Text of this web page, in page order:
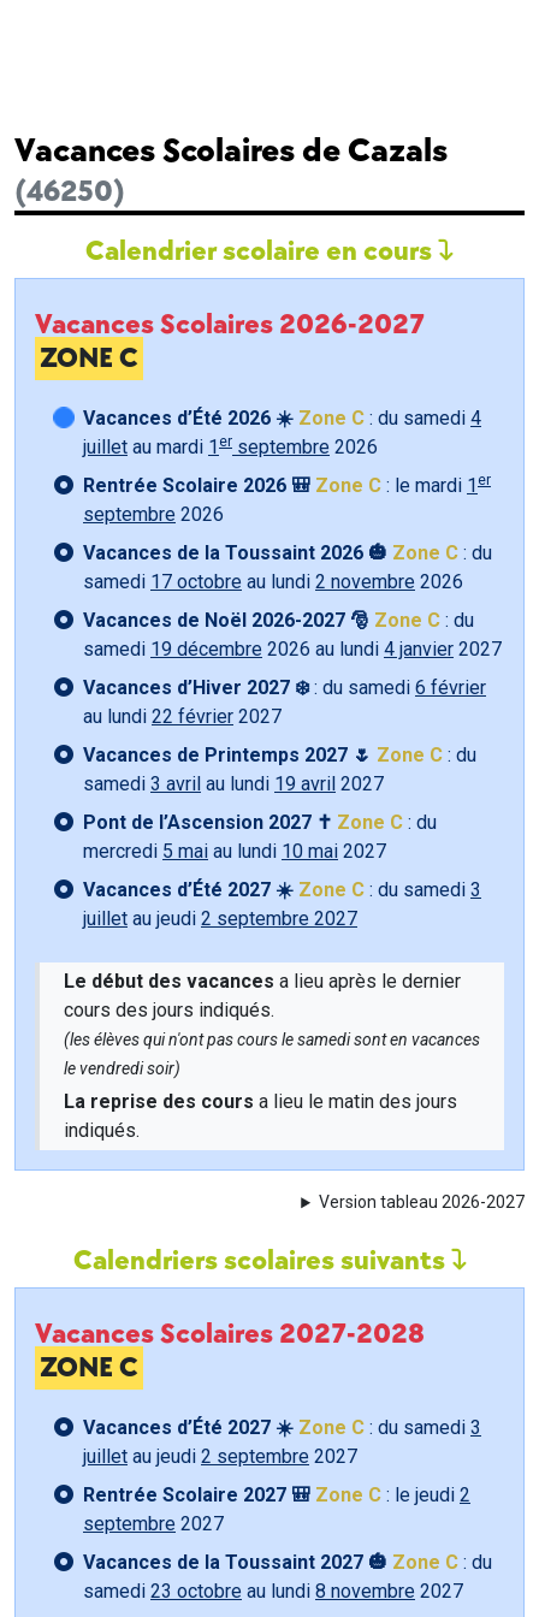
Vacances Scolaires de Cazals
(46250)
Calendrier scolaire en cours
Vacances Scolaires 2026-2027
ZONE C
Vacances d’Été 2026 ☀️ Zone C : du samedi 4
juillet au mardi 1 er septembre 2026
Rentrée Scolaire 2026 🎒 Zone C : le mardi 1 er
septembre 2026
Vacances de la Toussaint 2026 🎃 Zone C : du
samedi 17 octobre au lundi 2 novembre 2026
Vacances de Noël 2026-2027 🎅 Zone C : du
samedi 19 décembre 2026 au lundi 4 janvier 2027
Vacances d’Hiver 2027 ❄️: du samedi 6 février
au lundi 22 février 2027
Vacances de Printemps 2027 🌷 Zone C : du
samedi 3 avril au lundi 19 avril 2027
Pont de l’Ascension 2027 ✝️ Zone C : du
mercredi 5 mai au lundi 10 mai 2027
Vacances d’Été 2027 ☀️ Zone C : du samedi 3
juillet au jeudi 2 septembre 2027
Le début des vacances a lieu après le dernier
cours des jours indiqués.
(les élèves qui n'ont pas cours le samedi sont en vacances
le vendredi soir)
La reprise des cours a lieu le matin des jours
indiqués.
Version tableau 2026-2027
Calendriers scolaires suivants
Vacances Scolaires 2027-2028
ZONE C
Vacances d’Été 2027 ☀️ Zone C : du samedi 3
juillet au jeudi 2 septembre 2027
Rentrée Scolaire 2027 🎒 Zone C : le jeudi 2
septembre 2027
Vacances de la Toussaint 2027 🎃 Zone C : du
samedi 23 octobre au lundi 8 novembre 2027